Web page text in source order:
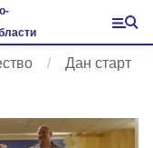
Дан старт